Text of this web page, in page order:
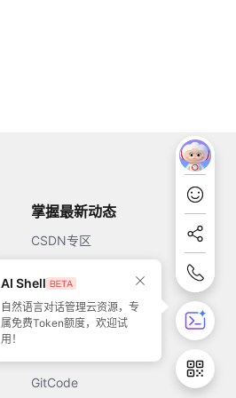
掌握最新动态
CSDN专区
51CTO
GitCode
AI Shell
自然语言对话管理云资源，专
属免费Token额度，欢迎试
用！